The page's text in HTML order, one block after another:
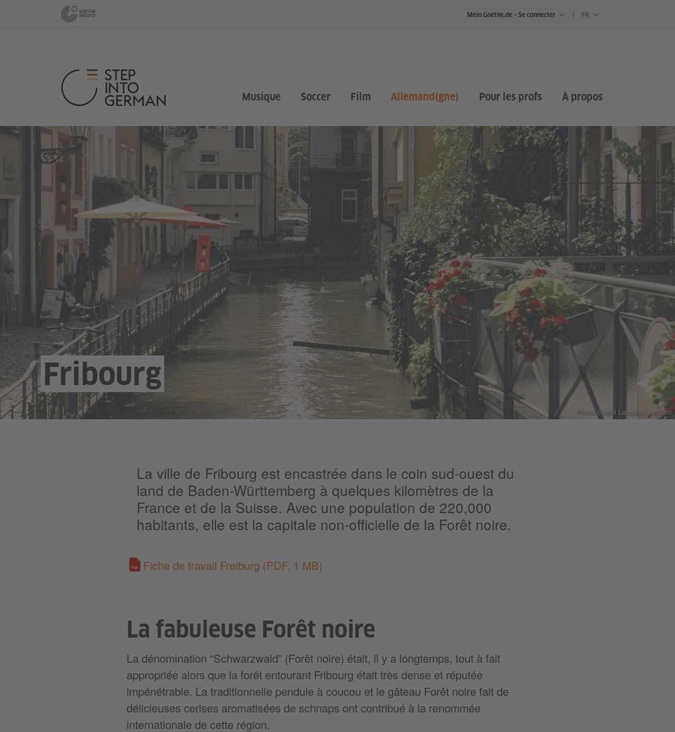
Mein Goethe.de – Se connecter FR
Musique Soccer Film Allemand(gne) Pour les profs À propos
Photo: Gadiel Lazcano/Unsplash
Fribourg
La ville de Fribourg est encastrée dans le coin sud-ouest du
land de Baden-Württemberg à quelques kilomètres de la
France et de la Suisse. Avec une population de 220,000
habitants, elle est la capitale non-officielle de la Forêt noire.
Fiche de travail Freiburg (PDF, 1 MB)
La fabuleuse Forêt noire
La dénomination “Schwarzwald” (Forêt noire) était, il y a longtemps, tout à fait
appropriée alors que la forêt entourant Fribourg était très dense et réputée
impénétrable. La traditionnelle pendule à coucou et le gâteau Forêt noire fait de
délicieuses cerises aromatisées de schnaps ont contribué à la renommée
internationale de cette région.